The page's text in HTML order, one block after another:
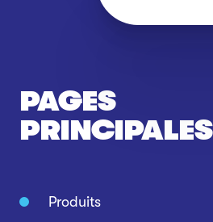
PAGES
PRINCIPALES
Produits